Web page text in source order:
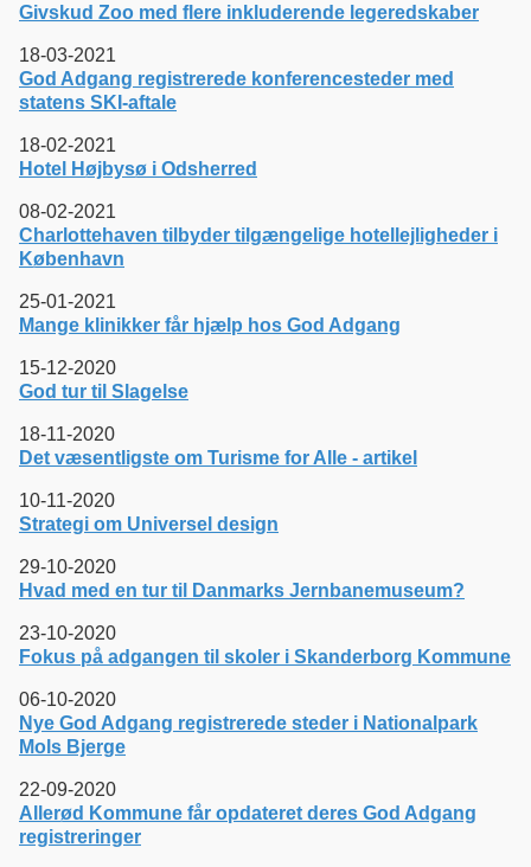
Givskud Zoo med flere inkluderende legeredskaber
18-03-2021
God Adgang registrerede konferencesteder med
statens SKI-aftale
18-02-2021
Hotel Højbysø i Odsherred
08-02-2021
Charlottehaven tilbyder tilgængelige hotellejligheder i
København
25-01-2021
Mange klinikker får hjælp hos God Adgang
15-12-2020
God tur til Slagelse
18-11-2020
Det væsentligste om Turisme for Alle - artikel
10-11-2020
Strategi om Universel design
29-10-2020
Hvad med en tur til Danmarks Jernbanemuseum?
23-10-2020
Fokus på adgangen til skoler i Skanderborg Kommune
06-10-2020
Nye God Adgang registrerede steder i Nationalpark
Mols Bjerge
22-09-2020
Allerød Kommune får opdateret deres God Adgang
registreringer